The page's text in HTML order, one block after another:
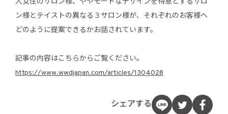
ン様とテイストの異なる３サロン様が、それぞれのお客様へ
どのように提案できるかお話されています。
記事の内容はこちらからご覧ください。
https://www.wwdjapan.com/articles/1304028
シェアする